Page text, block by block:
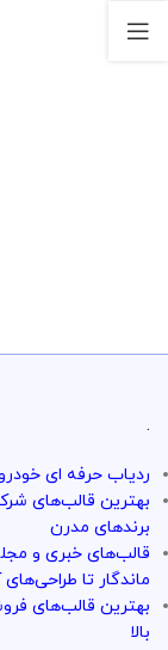
.
ردیاب حرفه ای
بهترین قالب‌های
برندهای مدرن
قالب‌های خبری و
ماندگار تا طراحی‌های
بهترین قالب‌های
بالا